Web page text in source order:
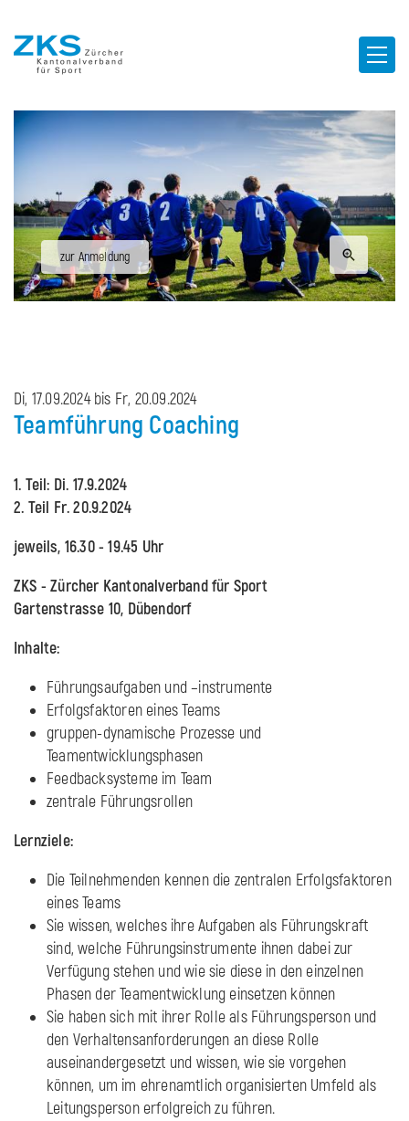
zur Anmeldung
Di, 17.09.2024 bis Fr, 20.09.2024
Teamführung Coaching
1. Teil: Di. 17.9.2024
2. Teil Fr. 20.9.2024
jeweils, 16.30 - 19.45 Uhr
ZKS - Zürcher Kantonalverband für Sport
Gartenstrasse 10, Dübendorf
Inhalte:
Führungsaufgaben und –instrumente
Erfolgsfaktoren eines Teams
gruppen-dynamische Prozesse und
Teamentwicklungsphasen
Feedbacksysteme im Team
zentrale Führungsrollen
Lernziele:
Die Teilnehmenden kennen die zentralen Erfolgsfaktoren
eines Teams
Sie wissen, welches ihre Aufgaben als Führungskraft
sind, welche Führungsinstrumente ihnen dabei zur
Verfügung stehen und wie sie diese in den einzelnen
Phasen der Teamentwicklung einsetzen können
Sie haben sich mit ihrer Rolle als Führungsperson und
den Verhaltensanforderungen an diese Rolle
auseinandergesetzt und wissen, wie sie vorgehen
können, um im ehrenamtlich organisierten Umfeld als
Leitungsperson erfolgreich zu führen.